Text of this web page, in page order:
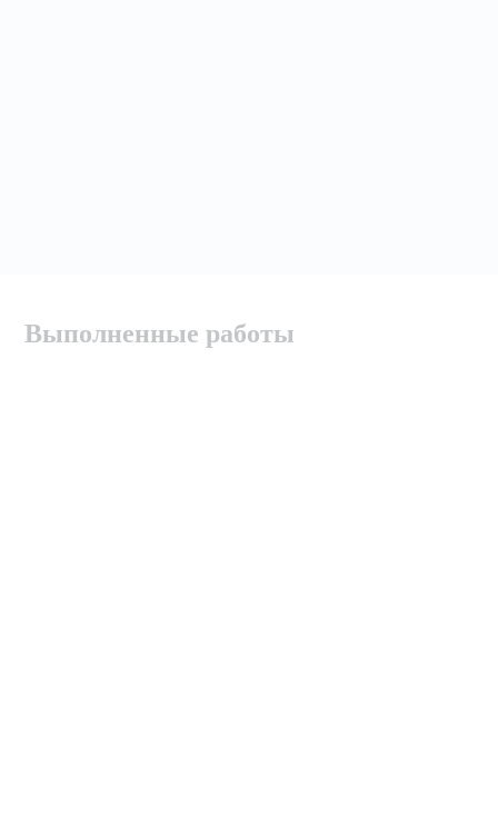
Выполненные работы